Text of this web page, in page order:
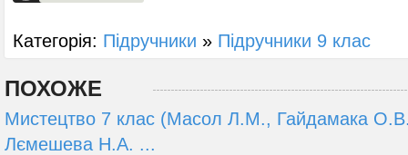
Категорія: Підручники » Підручники 9 клас
ПОХОЖЕ
Мистецтво 7 клас (Масол Л.М., Гайдамака
Лємешева Н.А. ...